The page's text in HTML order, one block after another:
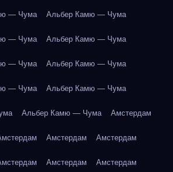
— Чума Альбер Камю — Чума
— Чума Альбер Камю — Чума
— Чума Альбер Камю — Чума
— Чума Альбер Камю — Чума
Альбер Камю — Чума Амстердам
Амстердам Амстердам
Амстердам Амстердам